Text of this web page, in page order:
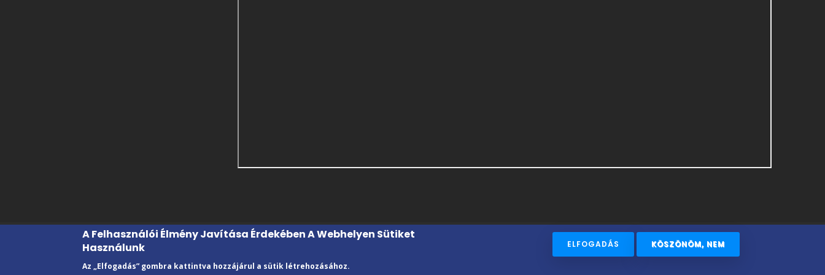
© 2022 Kecskeméti Vizsgaközpont
A Felhasználói Élmény Javítása Érdekében A Webhelyen Sütiket
Használunk
Az „Elfogadás” gombra kattintva hozzájárul a sütik létrehozásához.
ELFOGADÁS KÖSZÖNÖM, NEM